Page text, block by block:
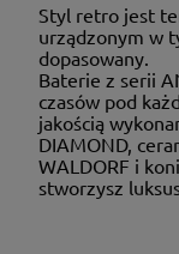
Styl retro jest
urządzonym w
dopasowany.
Baterie z serii
czasów pod
jakością
DIAMOND,
WALDORF i
stworzysz